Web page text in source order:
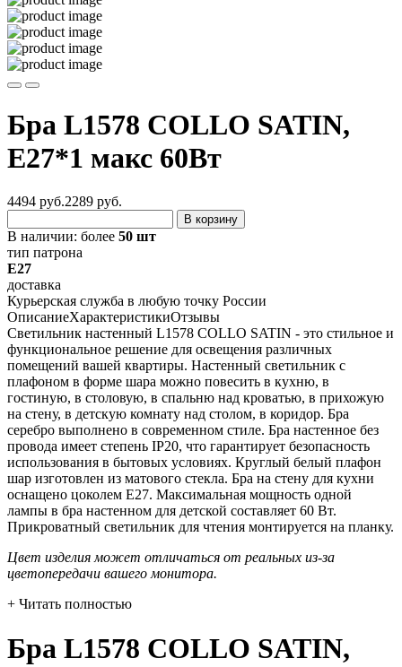
Бра L1578 COLLO SATIN,
E27*1 макс 60Вт
4494 руб.2289 руб.
В корзину
В наличии: более 50 шт
тип патрона
E27
доставка
Курьерская служба в любую точку России
ОписаниеХарактеристикиОтзывы
Светильник настенный L1578 COLLO SATIN - это стильное и
функциональное решение для освещения различных
помещений вашей квартиры. Настенный светильник с
плафоном в форме шара можно повесить в кухню, в
гостиную, в столовую, в спальню над кроватью, в прихожую
на стену, в детскую комнату над столом, в коридор. Бра
серебро выполнено в современном стиле. Бра настенное без
провода имеет степень IP20, что гарантирует безопасность
использования в бытовых условиях. Круглый белый плафон
шар изготовлен из матового стекла. Бра на стену для кухни
оснащено цоколем Е27. Максимальная мощность одной
лампы в бра настенном для детской составляет 60 Вт.
Прикроватный светильник для чтения монтируется на планку.
Цвет изделия может отличаться от реальных из-за
цветопередачи вашего монитора.
+ Читать полностью
Бра L1578 COLLO SATIN,